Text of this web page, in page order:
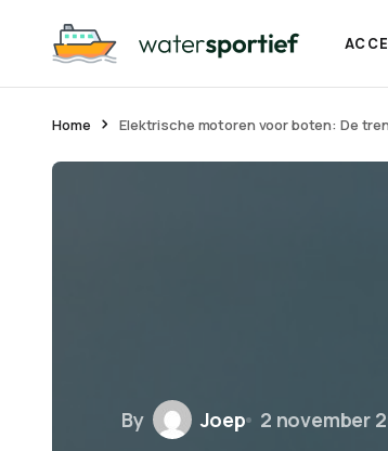
Home Elektrische motoren voor boten: De
By Joep 2 november